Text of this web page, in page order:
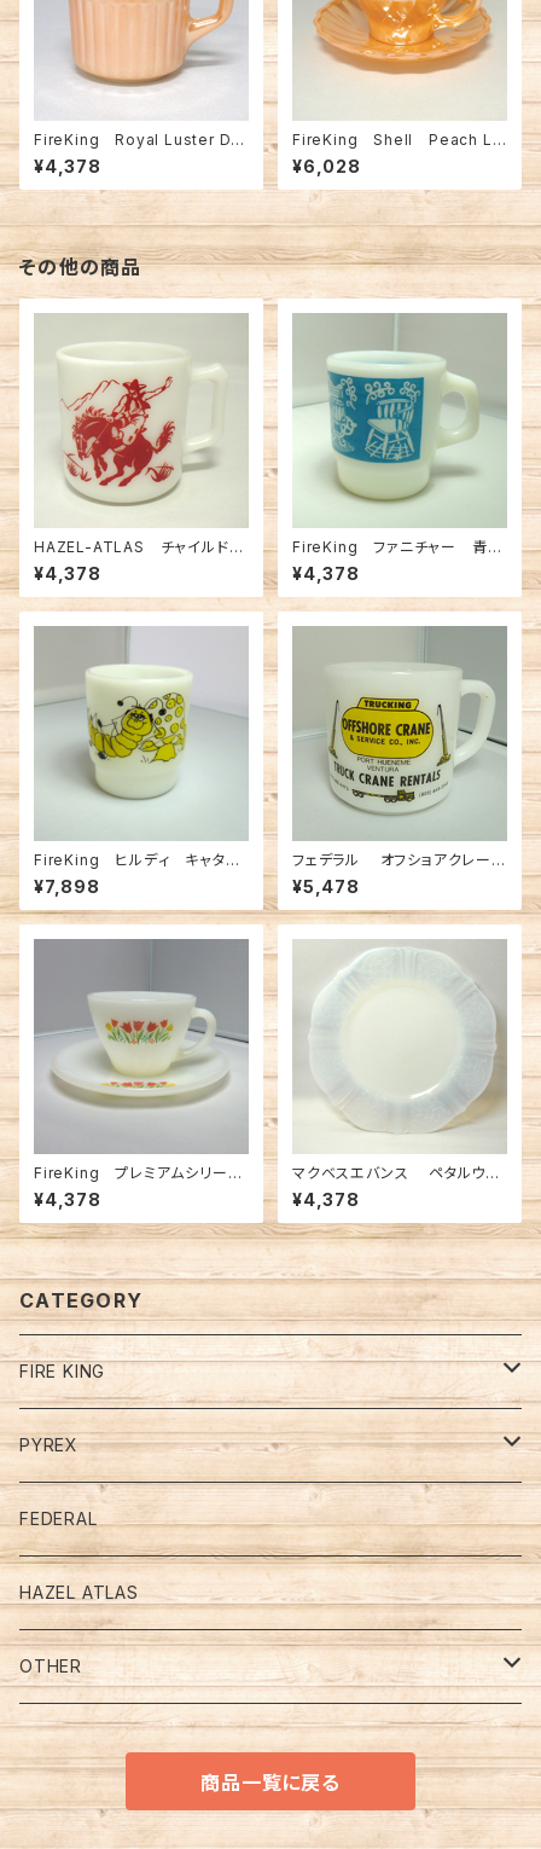
FireKing Royal Luster De
mitasse CUP（FK-12395）
¥4,378
FireKing Shell Peach Lu
ster Demitasse C&S（FK-12
283）
¥6,028
その他の商品
HAZEL-ATLAS チャイルドマ
グ インディアン＆カウボーイ
（FK-12245）
¥4,378
FireKing ファニチャー 青（F
K-12854）
¥4,378
FireKing ヒルディ キャタピ
ラー マグ（FK-13137）
¥7,898
フェデラル オフショアクレー
ン マグ（FK-12503）
¥5,478
FireKing プレミアムシリーズ
チューリップ C&S（FK-1213
6）
¥4,378
マクベスエバンス ペタルウエ
ア デザートプレート モナッ
クス（FK-12163）
¥4,378
CATEGORY
FIRE KING
Restaurant Ware Mugs
Jade－Ite (ジェダイ）
Turquoise Blue （ターコイズブルー）
Ivory （アイボリー）
White （ホワイト）
Mugs
PRINT （プリント、モチーフ．．．）
ADVERTISING (アドバタイジング）
CHARACTER （キャラクター）
COLOR （カラー）
Bowl & Plate
ＪＡＤＥ - ＩＴＥ (ジェダイ）
ＯＴＨＥＲ
CUP & SAUCER
ＪＡＤＥ - ＩＴＥ (ジェダイ）
ＷＨＩＴＥ（ホワイト）
OTHER
キッチン＆テーブルウエア
PYREX
デルファイトブルー
OTHER
FEDERAL
HAZEL ATLAS
OTHER
GLASBAKE (グラスベイク)
MACBETH-EVANS (マクベスエバンス)
商品一覧に戻る